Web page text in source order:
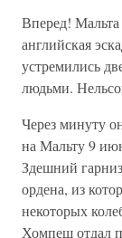
Вперед!
английская
устремились
людьми.
Через минуту
на Мальту 9
Здешний
ордена, из
некоторых
Хомпеш отдал